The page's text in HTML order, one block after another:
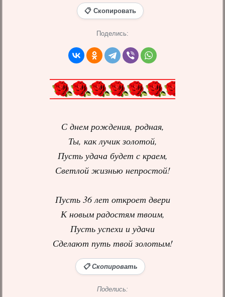
📋 Скопировать
Поделись:
С днем рождения, родная,
Ты, как лучик золотой,
Пусть удача будет с краем,
Светлой жизнью непростой!
Пусть 36 лет откроет двери
К новым радостям твоим,
Пусть успехи и удачи
Сделают путь твой золотым!
📋 Скопировать
Поделись: